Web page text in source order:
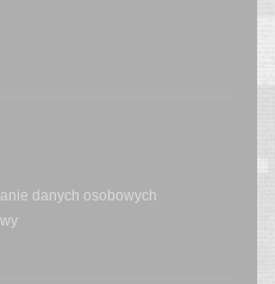
danych osobowych